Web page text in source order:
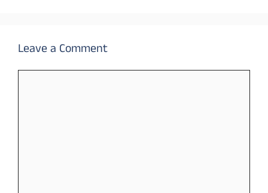
Leave a Comment
Comment